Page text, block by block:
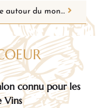
Voyage autour du monde avec des vins surprenants
connu pour les
Vins